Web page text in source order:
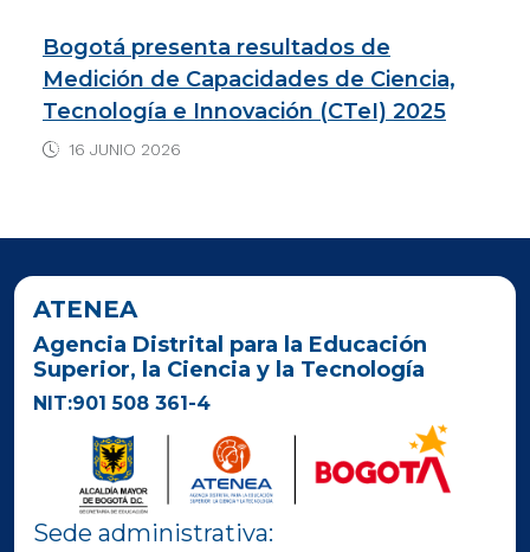
Bogotá presenta resultados de
Medición de Capacidades de Ciencia,
Tecnología e Innovación (CTeI) 2025
16 JUNIO 2026
ATENEA
Agencia Distrital para la Educación
Superior, la Ciencia y la Tecnología
NIT:901 508 361-4
Sede administrativa: